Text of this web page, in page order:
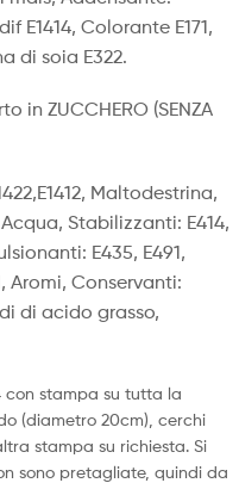
E1414, Colorante E171,
di soia E322.
in ZUCCHERO (SENZA
Maltodestrina,
Stabilizzanti: E414,
E435, E491,
Aromi, Conservanti:
di acido grasso,
con stampa su tutta la
(diametro 20cm), cerchi
stampa su richiesta. Si
sono pretagliate, quindi da